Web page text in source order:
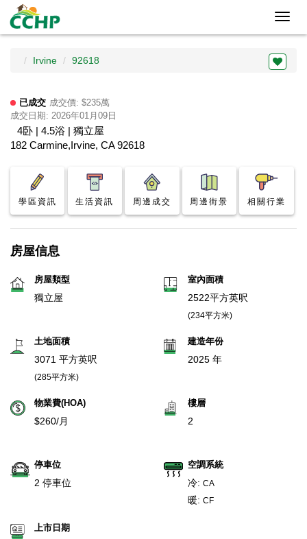
Irvine 92618
已成交 成交價: $235萬
成交日期: 2026年01月09日
4卧 | 4.5浴 | 獨立屋
182 Carmine,Irvine, CA 92618
學區資訊 生活資訊 周邊成交 周邊街景 相關行業
房屋信息
房屋類型
獨立屋
室內面積
2522平方英呎
(234平方米)
土地面積
3071 平方英呎
(285平方米)
建造年份
2025 年
物業費(HOA)
$260/月
樓層
2
停車位
2 停車位
空調系統
冷: CA
暖: CF
上市日期